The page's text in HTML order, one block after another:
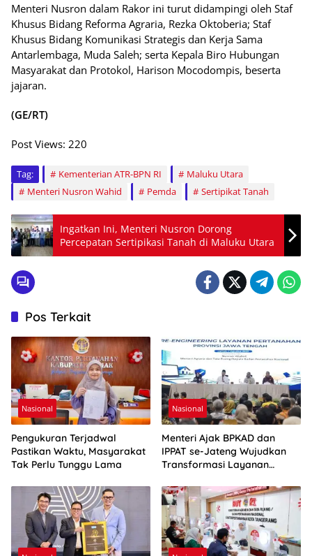
Menteri Nusron dalam Rakor ini turut didampingi oleh Staf
Khusus Bidang Reforma Agraria, Rezka Oktoberia; Staf
Khusus Bidang Komunikasi Strategis dan Kerja Sama
Antarlembaga, Muda Saleh; serta Kepala Biro Hubungan
Masyarakat dan Protokol, Harison Mocodompis, beserta
jajaran.
(GE/RT)
Post Views: 220
Tag: Kementerian ATR-BPN RI
Maluku Utara
Menteri Nusron Wahid
Pemda Sertipikat Tanah
Ingatkan Ini, Menteri Nusron Dorong
Percepatan Sertipikasi Tanah di Maluku Utara
Pos Terkait
Nasional
Pengukuran Terjadwal
Pastikan Waktu, Masyarakat
Tak Perlu Tunggu Lama
Nasional
Menteri Ajak BPKAD dan
IPPAT se-Jateng Wujudkan
Transformasi Layanan